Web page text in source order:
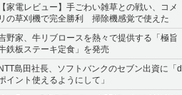
家電レビュー】手ごわい雑草との戦い、コメ
の草刈機で完全勝利 掃除機感覚で使えた
野家、牛リブロースを熱々で提供する「極旨
鉄板ステーキ定食」を発売
島田社長、ソフトバンクのセブン出資に「d
イント使えるようにして」